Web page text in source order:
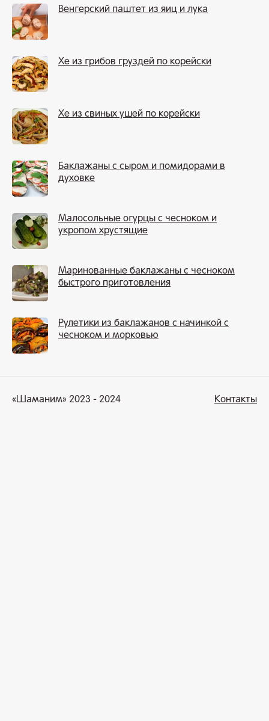
Венгерский паштет из яиц и лука
Хе из грибов груздей по корейски
Хе из свиных ушей по корейски
Баклажаны с сыром и помидорами в
духовке
Малосольные огурцы с чесноком и
укропом хрустящие
Маринованные баклажаны с чесноком
быстрого приготовления
Рулетики из баклажанов с начинкой с
чесноком и морковью
«Шаманим» 2023 - 2024 Контакты